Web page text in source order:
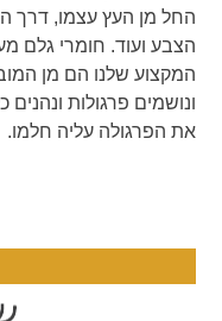
החל מן העץ עצמו, דרך
הצבע ועוד. חומרי גלם
המקצוע שלנו הם מן
ונושמים פרגולות
את הפרגולה עליה חלמו.